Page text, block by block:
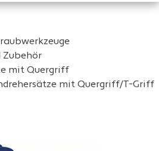
Zubehör
mit Quergriff
mit Quergriff/T-Griff